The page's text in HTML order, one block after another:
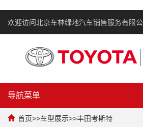
欢迎访问北京车林绿地汽车销售服务有限公
导航菜单
首页>>车型展示>>丰田考斯特